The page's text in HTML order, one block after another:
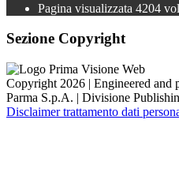
Pagina visualizzata 4204
Sezione Copyright
Copyright 2026 | Engineered and
Parma S.p.A. | Divisione
Disclaimer trattamento dati